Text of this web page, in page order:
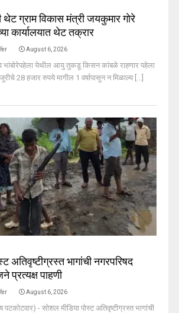
ग्राम विकास मंत्री जयकुमार गोरे
कार्यालयात थेट तक्रार
August 6, 2026
भांबोरेपहेला येथील आयु तुकडू किसन कांबळे राहणार पहेला
28 हजार रुपये मागील 1 वर्षापासून न मिळाल्य [...]
अतिवृष्टीग्रस्त भागांची नगरपरिषद
प्रत्यक्ष पाहणी
August 6, 2026
- सोशल मीडिया पोस्ट अतिवृष्टीग्रस्त भागांची